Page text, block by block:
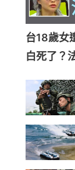
台18歲女
白死了？